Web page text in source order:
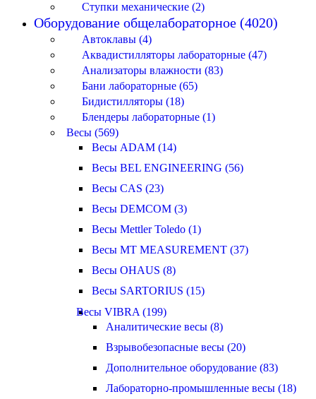
Ступки механические (2)
Оборудование общелабораторное (4020)
Автоклавы (4)
Аквадистилляторы лабораторные (47)
Анализаторы влажности (83)
Бани лабораторные (65)
Бидистилляторы (18)
Блендеры лабораторные (1)
Весы (569)
Весы ADAM (14)
Весы BEL ENGINEERING (56)
Весы CAS (23)
Весы DEMCOM (3)
Весы Mettler Toledo (1)
Весы MT MEASUREMENT (37)
Весы OHAUS (8)
Весы SARTORIUS (15)
Весы VIBRA (199)
Аналитические весы (8)
Взрывобезопасные весы (20)
Дополнительное оборудование (83)
Лабораторно-промышленные весы (18)